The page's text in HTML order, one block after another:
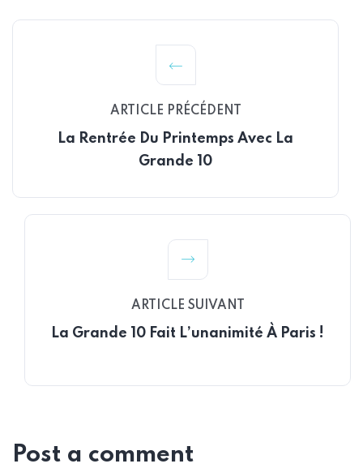
ARTICLE PRÉCÉDENT
La Rentrée Du Printemps Avec La
Grande 10
ARTICLE SUIVANT
La Grande 10 Fait L’unanimité À Paris !
Post a comment